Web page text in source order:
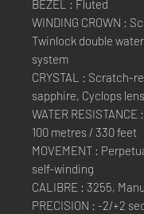
BEZEL : Fluted
WINDING CROWN :
Twinlock double
system
CRYSTAL : Scratch-
sapphire, Cyclops
WATER
100 metres / 330 feet
MOVEMENT :
self-winding
CALIBRE : 3255,
PRECISION : -2/+2